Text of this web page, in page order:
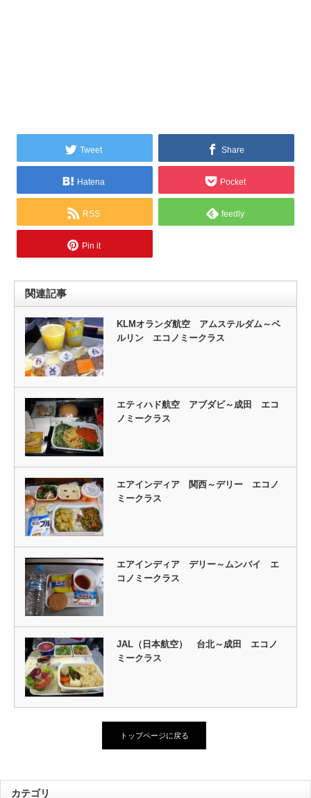
Tweet Share
Hatena Pocket
RSS feedly
Pin it
関連記事
KLMオランダ航空 アムステルダム～ベ
ルリン エコノミークラス
エティハド航空 アブダビ～成田 エコ
ノミークラス
エアインディア 関西～デリー エコノ
ミークラス
エアインディア デリー～ムンバイ エ
コノミークラス
JAL（日本航空） 台北～成田 エコノ
ミークラス
トップページに戻る
カテゴリ